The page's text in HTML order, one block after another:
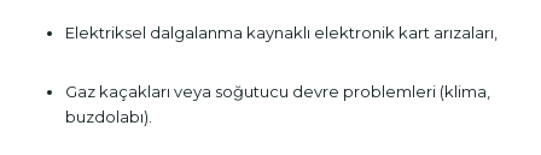
Elektriksel dalgalanma kaynaklı elektronik kart arızaları,
Gaz kaçakları veya soğutucu devre problemleri (klima,
buzdolabı).